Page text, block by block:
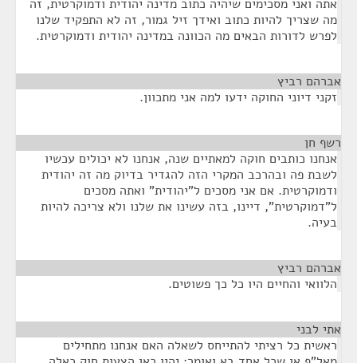
אתה ואני מסכימים שיהיה כתוב מדינה יהודית ודמוקרטית, זה
מה שצריך להיות כתוב ואידך זיל גמור, זה לא התפקיד שלנו
לפרש לדורות הבאים מה הכוונה במדינה יהודית ודמוקרטית.
אברהם רביץ
זקני דיוני החוקה ידעו למה אני מתכוון.
רשף חן
אנחנו כותבים חוקה למאתיים שנה, אנחנו לא יכולים עכשיו
לשבת פה ובהרכב המקרי הזה להגדיר בדיוק מה זה יהודית
ודמוקרטית. אם אני מסכים ל"יהודית" ואתה מסכים
ל"דמוקרטית", דיינו, בזה עשינו את שלנו ולא צריכה להיות
בעיה.
אברהם רביץ
הלוואי והחיים היו כל כך פשוטים.
אתי לבני
ראשית כל רציתי להתייחס לשאלה האם אנחנו מתחילים